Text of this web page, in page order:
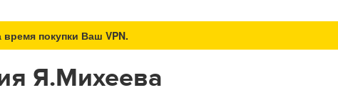
покупки Ваш VPN.
Я.Михеева